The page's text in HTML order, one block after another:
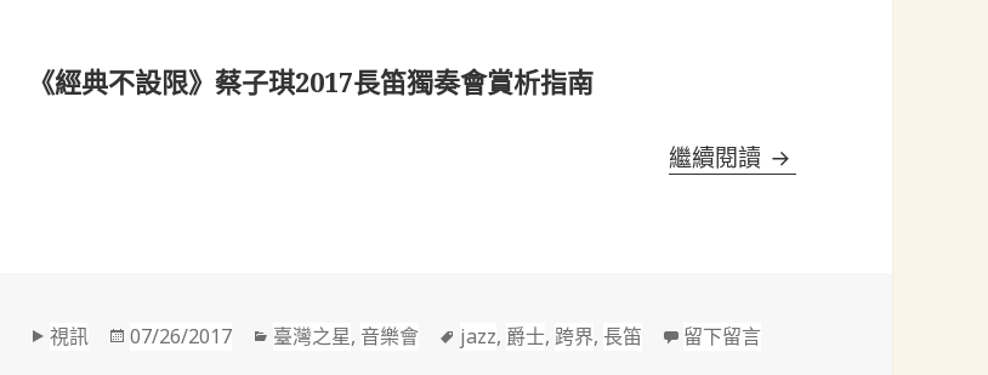
《經典不設限》蔡子琪2017長笛獨奏會賞析指南
繼續閱讀 《經典不設限》蔡
格
視訊
發
07/26/2017
分
臺灣之星, 音樂會
標
jazz, 爵士, 跨界, 長笛 留下留言在 《經典不設限》蔡子